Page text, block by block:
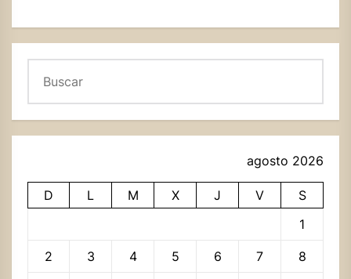
agosto 2026
D L M X J V
S
1
2 3 4 5 6 7 8